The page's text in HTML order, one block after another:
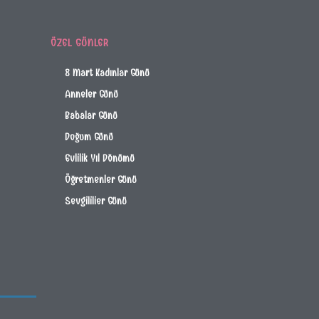
ÖZEL GÜNLER
8 Mart Kadınlar Günü
Anneler Günü
Babalar Günü
Doğum Günü
Evlilik Yıl Dönümü
Öğretmenler Günü
Sevgililier Günü